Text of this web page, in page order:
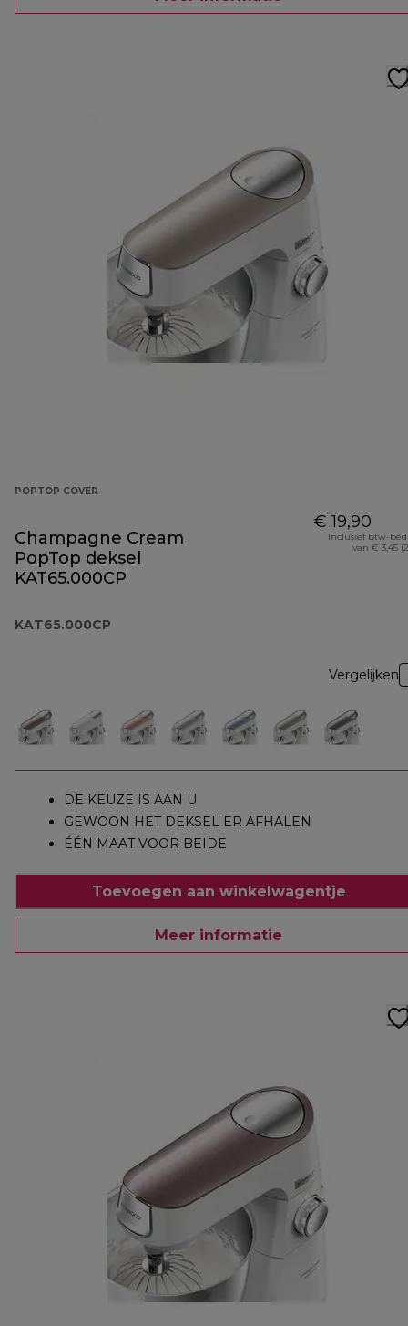
POPTOP COVER
Champagne Cream
PopTop deksel
KAT65.000CP
KAT65.000CP
€ 19,90
Inclusief btw-
van € 3,45
Vergelijken
DE KEUZE IS AAN U
GEWOON HET DEKSEL ER AFHALEN
ÉÉN MAAT VOOR BEIDE
Toevoegen aan winkelwagentje
Meer informatie